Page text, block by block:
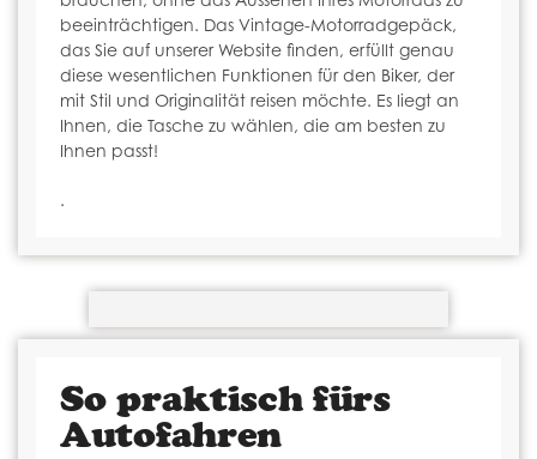
beeinträchtigen. Das Vintage-Motorradgepäck,
das Sie auf unserer Website finden, erfüllt genau
diese wesentlichen Funktionen für den Biker, der
mit Stil und Originalität reisen möchte. Es liegt an
Ihnen, die Tasche zu wählen, die am besten zu
Ihnen passt!
.
So praktisch fürs
Autofahren